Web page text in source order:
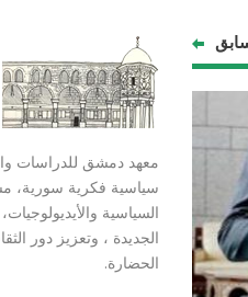
معهد دمشق للدراسات
سياسية فكرية سورية،
السياسية
الجديدة ، وتعزيز دور
الحضارة.